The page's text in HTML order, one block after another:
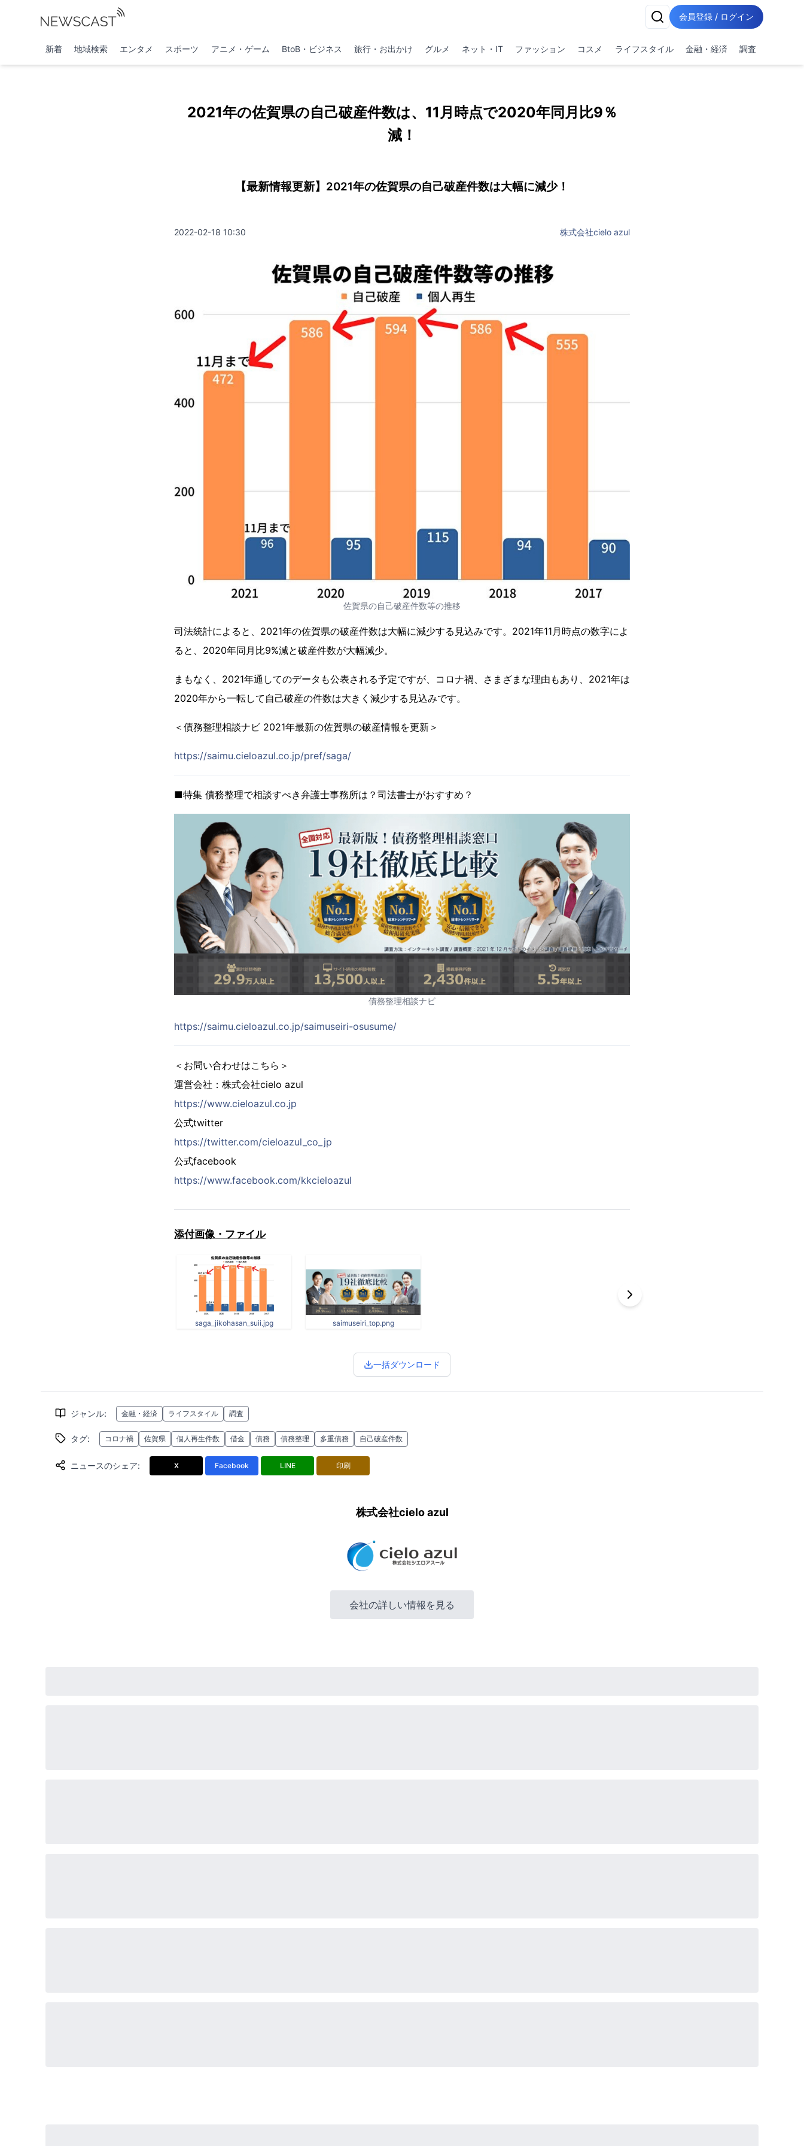
会員登録 / ログイン
新着 地域検索 エンタメ スポーツ アニメ・ゲーム BtoB・ビジネス 旅行・お出かけ グルメ ネット・IT ファッション コスメ ライフスタイル 金融・経済 調査
2021年の佐賀県の自己破産件数は、11月時点で2020年同月比9％
減！
【最新情報更新】2021年の佐賀県の自己破産件数は大幅に減少！
2022-02-18 10:30 株式会社cielo azul
佐賀県の自己破産件数等の推移
司法統計によると、2021年の佐賀県の破産件数は大幅に減少する見込みです。2021年11月時点の数字によ
ると、2020年同月比9%減と破産件数が大幅減少。
まもなく、2021年通してのデータも公表される予定ですが、コロナ禍、さまざまな理由もあり、2021年は
2020年から一転して自己破産の件数は大きく減少する見込みです。
＜債務整理相談ナビ 2021年最新の佐賀県の破産情報を更新＞
https://saimu.cieloazul.co.jp/pref/saga/
■特集 債務整理で相談すべき弁護士事務所は？司法書士がおすすめ？
債務整理相談ナビ
https://saimu.cieloazul.co.jp/saimuseiri-osusume/
＜お問い合わせはこちら＞
運営会社：株式会社cielo azul
https://www.cieloazul.co.jp
公式twitter
https://twitter.com/cieloazul_co_jp
公式facebook
https://www.facebook.com/kkcieloazul
添付画像・ファイル
saga_jikohasan_suii.jpg saimuseiri_top.png
一括ダウンロード
ジャンル: 金融・経済 ライフスタイル 調査
タグ: コロナ禍 佐賀県 個人再生件数 借金 債務 債務整理 多重債務 自己破産件数
ニュースのシェア: X Facebook LINE 印刷
株式会社cielo azul
会社の詳しい情報を見る